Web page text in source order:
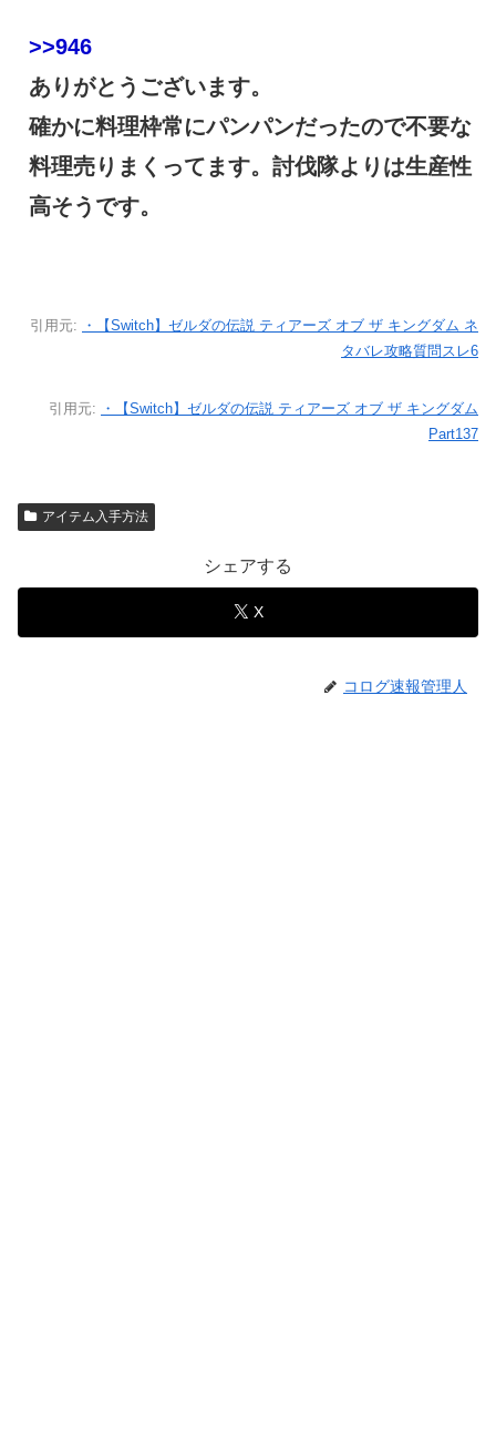
>>946
ありがとうございます。
確かに料理枠常にパンパンだったので不要な
料理売りまくってます。討伐隊よりは生産性
高そうです。
引用元:
・【Switch】ゼルダの伝説 ティアーズ オブ ザ キングダム ネ
タバレ攻略質問スレ6
引用元:
・【Switch】ゼルダの伝説 ティアーズ オブ ザ キングダム
Part137
アイテム入手方法
シェアする
X
コログ速報管理人